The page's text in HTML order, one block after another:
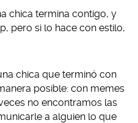
chica termina contigo, y
pero si lo hace con estilo,
chica que terminó con
posible: con memes
no encontramos las
a alguien lo que